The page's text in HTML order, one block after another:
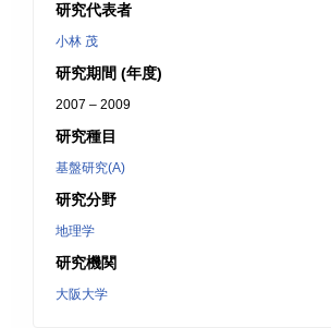
研究代表者
小林 茂
研究期間 (年度)
2007 – 2009
研究種目
基盤研究(A)
研究分野
地理学
研究機関
大阪大学